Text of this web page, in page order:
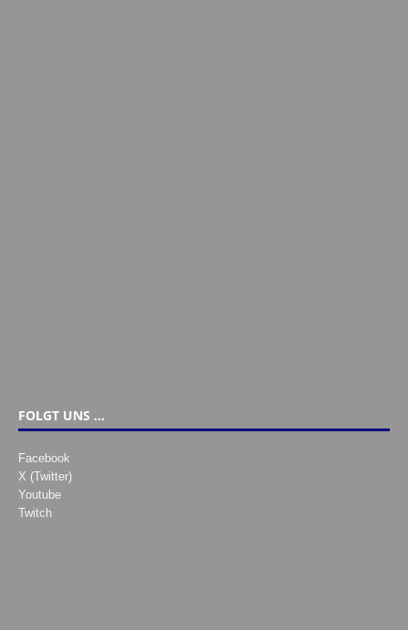
FOLGT UNS …
Facebook
X (Twitter)
Youtube
Twitch